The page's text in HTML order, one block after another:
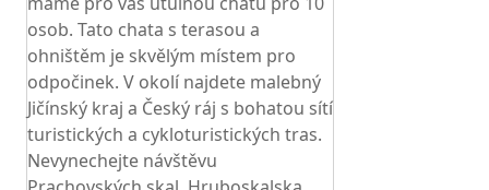
osob. Tato chata s terasou a
ohništěm je skvělým místem pro
odpočinek. V okolí najdete malebný
Jičínský kraj a Český ráj s bohatou sítí
turistických a cykloturistických tras.
Nevynechejte návštěvu